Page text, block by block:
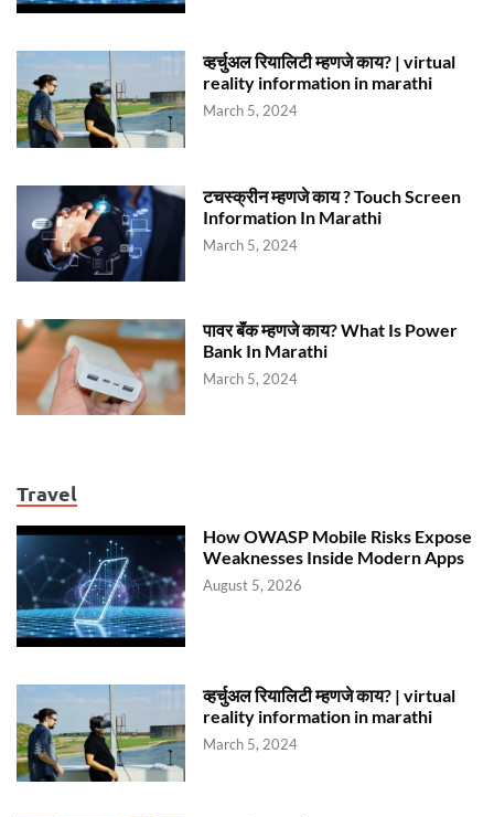
व्हर्चुअल रियालिटी म्हणजे काय? | virtual
reality information in marathi
March 5, 2024
टचस्क्रीन म्हणजे काय ? Touch Screen
Information In Marathi
March 5, 2024
पावर बॅंक म्हणजे काय? What Is Power
Bank In Marathi
March 5, 2024
Travel
How OWASP Mobile Risks Expose
Weaknesses Inside Modern Apps
August 5, 2026
व्हर्चुअल रियालिटी म्हणजे काय? | virtual
reality information in marathi
March 5, 2024